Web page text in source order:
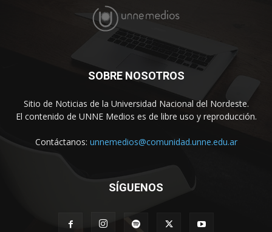
SOBRE NOSOTROS
Sitio de Noticias de la Universidad Nacional del Nordeste.
El contenido de UNNE Medios es de libre uso y reproducción.
Contáctanos: unnemedios@comunidad.unne.edu.ar
SÍGUENOS